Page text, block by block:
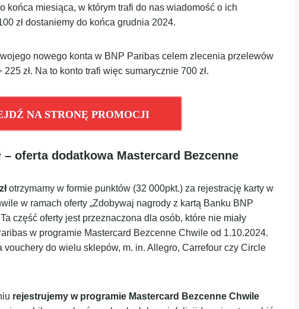
końca miesiąca, w którym trafi do nas wiadomość o ich
zł dostaniemy do końca grudnia 2024.
nowego konta w BNP Paribas celem zlecenia przelewów
225 zł. Na to konto trafi więc sumarycznie 700 zł.
NA STRONĘ PROMOCJI
– oferta dodatkowa Mastercard Bezcenne
otrzymamy w formie punktów (32 000pkt.) za rejestrację karty w
w ramach oferty „Zdobywaj nagrody z kartą Banku BNP
część oferty jest przeznaczona dla osób, które nie miały
w programie Mastercard Bezcenne Chwile od 1.10.2024.
do wielu sklepów, m. in. Allegro, Carrefour czy Circle
rejestrujemy w programie Mastercard Bezcenne Chwile